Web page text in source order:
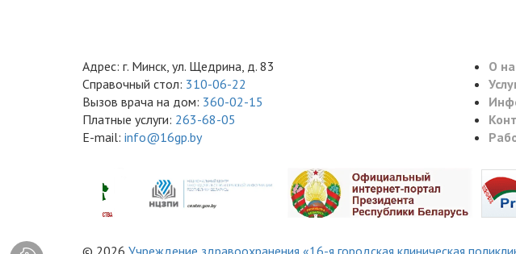
Адрес: г. Минск, ул. Щедрина, д. 83
Справочный стол: 310-06-22
Вызов врача на дом: 360-02-15
Платные услуги: 263-68-05
E-mail: info@16gp.by
О
© 2026 Учреждение здравоохранения «16-я городская клиническая